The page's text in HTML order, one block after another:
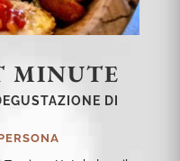
MINUTE
DI